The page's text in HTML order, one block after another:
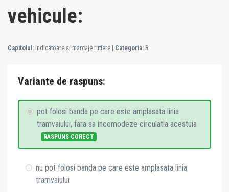
vehicule:
Capitolul: Indicatoare si marcaje rutiere | Categoria: B
Variante de raspuns:
pot folosi banda pe care este amplasata linia
tramvaiului, fara sa incomodeze circulatia acestuia
RASPUNS CORECT
nu pot folosi banda pe care este amplasata linia
tramvaiului